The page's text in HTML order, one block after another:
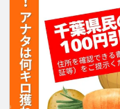
✨ 夏夜星空下的純
千葉館山的花火大
觀！
當晚的重點？絕對
花在海面舞動，彷彿
7月24日(木)18:57～
7月25日(金)18:56
7月26日(土)18:56
7月27日(日)18:55
7月28日(月)18:54～
7月29日(火)18:53～